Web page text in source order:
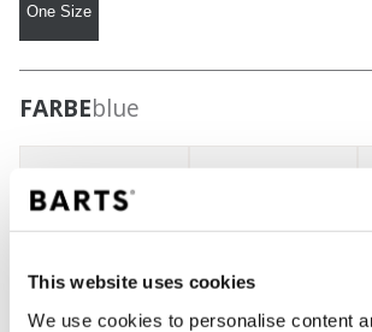
This website uses cookies
We use cookies to personalise content
One Size
FARBEblue